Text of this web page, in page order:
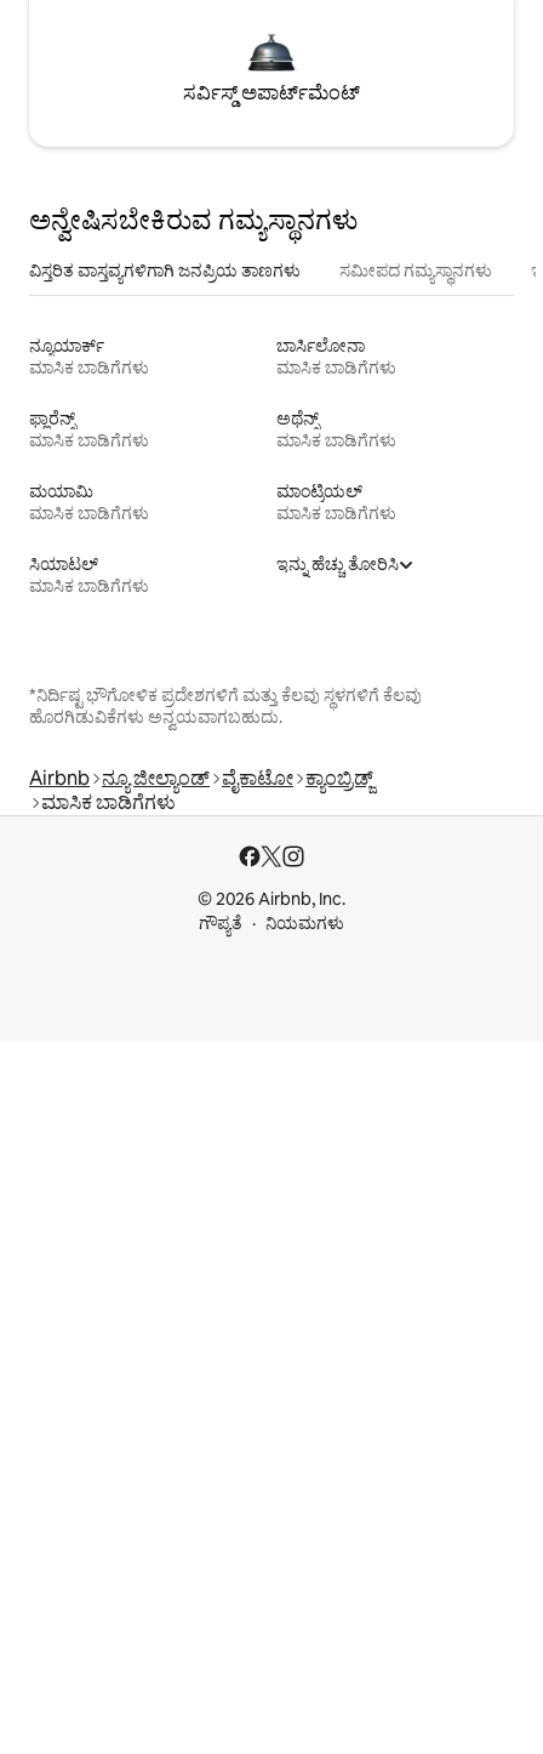
ಸರ್ವಿಸ್ಡ್ ಅಪಾರ್ಟ್‌ಮೆಂಟ್
ಅನ್ವೇಷಿಸಬೇಕಿರುವ ಗಮ್ಯಸ್ಥಾನಗಳು
ವಿಸ್ತರಿತ ವಾಸ್ತವ್ಯಗಳಿಗಾಗಿ ಜನಪ್ರಿಯ ತಾಣಗಳು ಸಮೀಪದ ಗಮ್ಯಸ್ಥಾನಗಳು
ನ್ಯೂಯಾರ್ಕ್
ಮಾಸಿಕ ಬಾಡಿಗೆಗಳು
ಬಾರ್ಸಿಲೋನಾ
ಮಾಸಿಕ ಬಾಡಿಗೆಗಳು
ಫ್ಲಾರೆನ್ಸ್
ಮಾಸಿಕ ಬಾಡಿಗೆಗಳು
ಅಥೆನ್ಸ್
ಮಾಸಿಕ ಬಾಡಿಗೆಗಳು
ಮಯಾಮಿ
ಮಾಸಿಕ ಬಾಡಿಗೆಗಳು
ಮಾಂಟ್ರಿಯಲ್
ಮಾಸಿಕ ಬಾಡಿಗೆಗಳು
ಸಿಯಾಟಲ್
ಮಾಸಿಕ ಬಾಡಿಗೆಗಳು
ಇನ್ನು ಹೆಚ್ಚು ತೋರಿಸಿ
*ನಿರ್ದಿಷ್ಟ ಭೌಗೋಳಿಕ ಪ್ರದೇಶಗಳಿಗೆ ಮತ್ತು ಕೆಲವು ಸ್ಥಳಗಳಿಗೆ ಕೆಲವು
ಹೊರಗಿಡುವಿಕೆಗಳು ಅನ್ವಯವಾಗಬಹುದು.
Airbnb ನ್ಯೂ ಜೀಲ್ಯಾಂಡ್ ವೈಕಾಟೋ ಕ್ಯಾಂಬ್ರಿಡ್ಜ್
ಮಾಸಿಕ ಬಾಡಿಗೆಗಳು
© 2026 Airbnb, Inc.
ಗೌಪ್ಯತೆ
ನಿಯಮಗಳು